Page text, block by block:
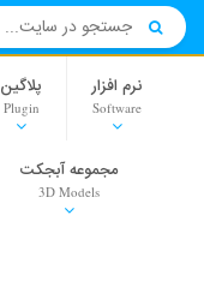
نرم افزار
Software
پلاگین
Plugin
مجموعه آبجکت
3D Models